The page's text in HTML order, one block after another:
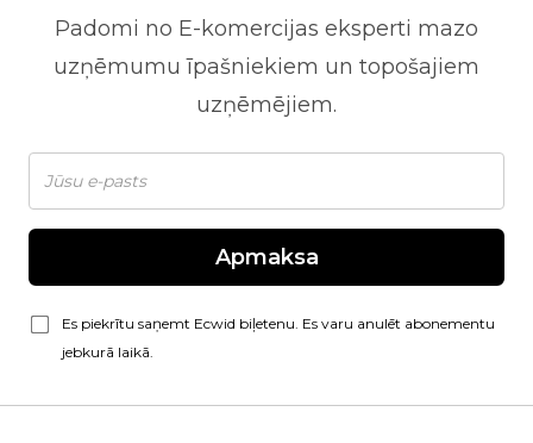
Padomi no E-komercijas eksperti mazo
uzņēmumu īpašniekiem un topošajiem
uzņēmējiem.
Apmaksa
Es piekrītu saņemt Ecwid biļetenu. Es varu anulēt abonementu
jebkurā laikā.